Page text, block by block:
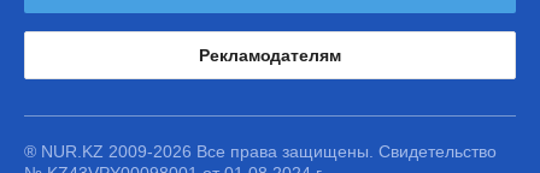
Рекламодателям
® NUR.KZ 2009-2026 Все права защищены. Свидетельство